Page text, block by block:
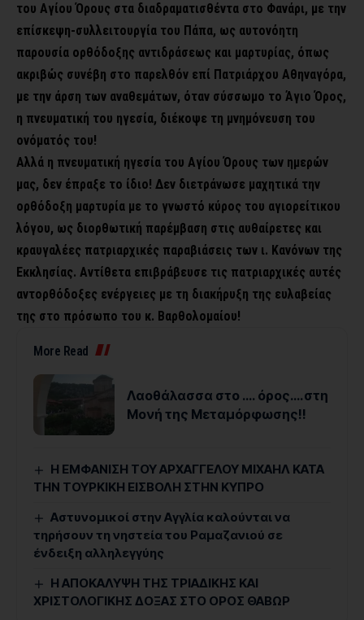
του Αγίου Όρους στα διαδραματισθέντα στο Φανάρι, με την
επίσκεψη-συλλειτουργία του Πάπα, ως αυτονόητη
παρουσία ορθόδοξης αντιδράσεως και μαρτυρίας, όπως
ακριβώς συνέβη στο παρελθόν επί Πατριάρχου Αθηναγόρα,
με την άρση των αναθεμάτων, όταν σύσσωμο το Άγιο Όρος,
η πνευματική του ηγεσία, διέκοψε τη μνημόνευση του
ονόματός του!
Αλλά η πνευματική ηγεσία του Αγίου Όρους των ημερών
μας, δεν έπραξε το ίδιο! Δεν διετράνωσε μαχητικά την
ορθόδοξη μαρτυρία με το γνωστό κύρος του αγιορείτικου
λόγου, ως διορθωτική παρέμβαση στις αυθαίρετες και
κραυγαλέες πατριαρχικές παραβιάσεις των ι. Κανόνων της
Εκκλησίας. Αντίθετα επιβράβευσε τις πατριαρχικές αυτές
αντορθόδοξες ενέργειες με τη διακήρυξη της ευλαβείας
της στο πρόσωπο του κ. Βαρθολομαίου!
More Read
Λαοθάλασσα στο …. όρος….στη
Μονή της Μεταμόρφωσης!!
Η ΕΜΦΑΝΙΣΗ ΤΟΥ ΑΡΧΑΓΓΕΛΟΥ ΜΙΧΑΗΛ ΚΑΤΑ
ΤΗΝ ΤΟΥΡΚΙΚΗ ΕΙΣΒΟΛΗ ΣΤΗΝ ΚΥΠΡΟ
Αστυνομικοί στην Αγγλία καλούνται να
τηρήσουν τη νηστεία του Ραμαζανιού σε
ένδειξη αλληλεγγύης
Η ΑΠΟΚΑΛΥΨΗ ΤΗΣ ΤΡΙΑΔΙΚΗΣ ΚΑΙ
ΧΡΙΣΤΟΛΟΓΙΚΗΣ ΔΟΞΑΣ ΣΤΟ ΟΡΟΣ ΘΑΒΩΡ